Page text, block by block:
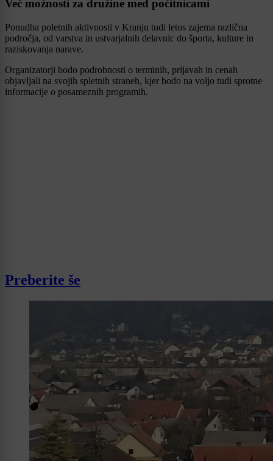
Več možnosti za družine med počitnicami
Ponudba poletnih aktivnosti v Kranju tudi letos zajema različna
področja, od varstva in ustvarjalnih delavnic do športa, kulture in
raziskovanja narave.
Organizatorji bodo podrobnosti o terminih, prijavah in cenah
objavljali na svojih spletnih straneh, kjer bodo na voljo tudi sprotne
informacije o posameznih programih.
Preberite še